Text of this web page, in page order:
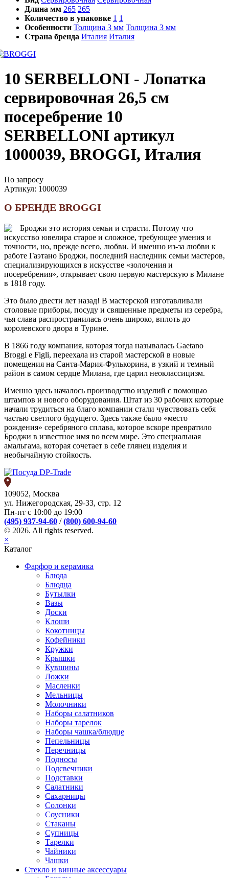
Длина мм 265 265
Количество в упаковке 1 1
Особенности Толщина 3 мм Толщина 3 мм
Страна бренда Италия Италия
10 SERBELLONI - Лопатка
сервировочная 26,5 см
посеребрение 10
SERBELLONI артикул
1000039, BROGGI, Италия
По запросу
Артикул: 1000039
О БРЕНДЕ BROGGI
Броджи это история семьи и страсти. Потому что
искусство ювелира старое и сложное, требующее умения и
точности, но, прежде всего, любви. И именно из-за любви к
работе Гаэтано Броджи, последний наследник семьи мастеров,
специализирующихся в искусстве «золочения и
посеребрения», открывает свою первую мастерскую в Милане
в 1818 году.
Это было двести лет назад! В мастерской изготавливали
столовые приборы, посуду и священные предметы из серебра,
чья слава распространилась очень широко, вплоть до
королевского двора в Турине.
В 1866 году компания, которая тогда называлась Gaetano
Broggi e Figli, переехала из старой мастерской в новые
помещения на Санта-Мария-Фулькорина, в узкий и темный
район в самом сердце Милана, где царил неоклассицизм.
Именно здесь началось производство изделий с помощью
штампов и нового оборудования. Штат из 30 рабочих которые
начали трудиться на благо компании стали чувствовать себя
частью светлого будущего. Здесь также было «место
рождения» серебряного сплава, которое вскоре превратило
Броджи в известное имя во всем мире. Это специальная
амальгама, которая сочетает в себе глянец изделия и
необычайную стойкость.
109052, Москва
ул. Нижегородская, 29-33, стр. 12
Пн-пт с 10:00 до 19:00
(495) 937-94-60 /(800) 600-94-60
© 2026. All rights reserved.
×
Каталог
Фарфор и керамика
Блюда
Блюдца
Бутылки
Вазы
Доски
Клоши
Кокотницы
Кофейники
Кружки
Крышки
Кувшины
Ложки
Масленки
Мельницы
Молочники
Наборы салатников
Наборы тарелок
Наборы чашка/блюдце
Пепельницы
Перечницы
Подносы
Подсвечники
Подставки
Салатники
Сахарницы
Солонки
Соусники
Стаканы
Супницы
Тарелки
Чайники
Чашки
Стекло и винные аксессуары